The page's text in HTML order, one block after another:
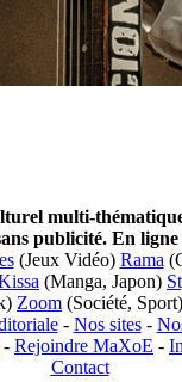
multi-
publicité. En ligne
(Jeux Vidéo) Rama
(Manga, Japon)
Zoom (Société, Sport)
- Nos sites-
- Rejoindre MaXoE -
Contact